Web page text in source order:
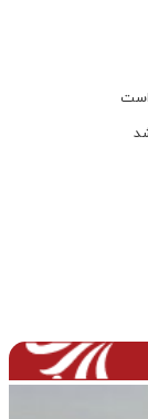
است